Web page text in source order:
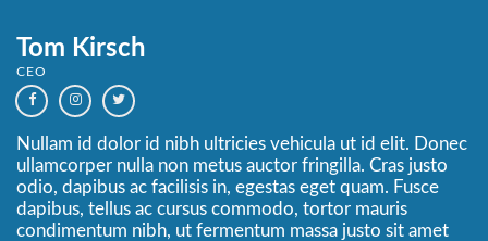
Tom Kirsch
CEO
Nullam id dolor id nibh ultricies vehicula ut id elit. Donec
ullamcorper nulla non metus auctor fringilla. Cras justo
odio, dapibus ac facilisis in, egestas eget quam. Fusce
dapibus, tellus ac cursus commodo, tortor mauris
condimentum nibh, ut fermentum massa justo sit amet